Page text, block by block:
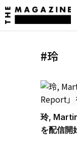
#玲
玲,
を配信開